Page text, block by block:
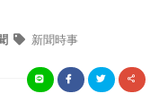
新聞時事